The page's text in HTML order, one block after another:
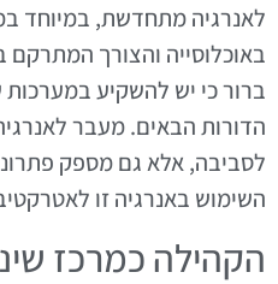
לאנרגיה מתחדשת, במיוחד
באוכלוסייה והצורך המתרקם
ברור כי יש להשקיע
הדורות הבאים. מעבר
לסביבה, אלא גם מספק
השימוש באנרגיה זו
הקהילה כמרכז